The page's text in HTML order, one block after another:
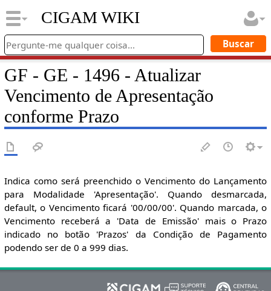
CIGAM WIKI
GF - GE - 1496 - Atualizar
Vencimento de Apresentação
conforme Prazo
Indica como será preenchido o Vencimento do Lançamento
para Modalidade 'Apresentação'. Quando desmarcada,
default, o Vencimento ficará '00/00/00'. Quando marcada, o
Vencimento receberá a 'Data de Emissão' mais o Prazo
indicado no botão 'Prazos' da Condição de Pagamento
podendo ser de 0 a 999 dias.